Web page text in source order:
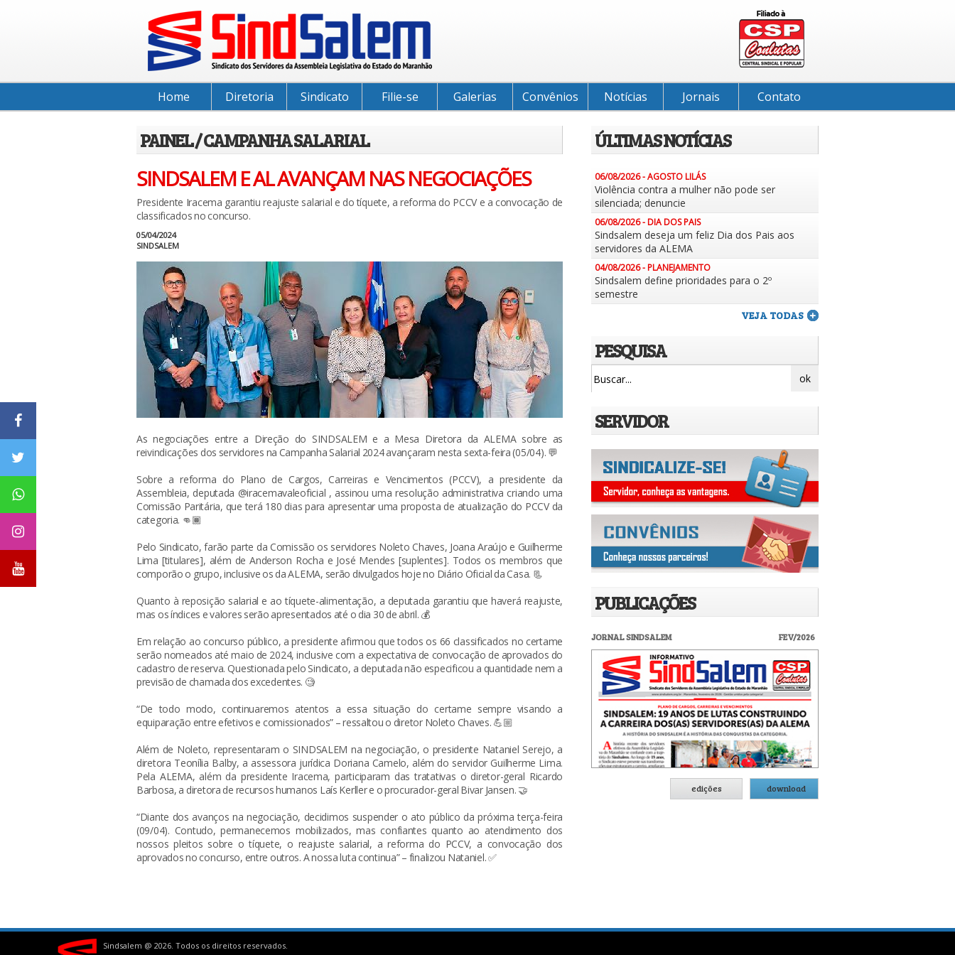
Home Diretoria Sindicato Filie-se Galerias Convênios Notícias Jornais Contato
PAINEL / CAMPANHA SALARIAL
SINDSALEM E AL AVANÇAM NAS NEGOCIAÇÕES
Presidente Iracema garantiu reajuste salarial e do tíquete, a reforma do PCCV e a convocação de
classificados no concurso.
05/04/2024
SINDSALEM
As negociações entre a Direção do SINDSALEM e a Mesa Diretora da ALEMA sobre as
reivindicações dos servidores na Campanha Salarial 2024 avançaram nesta sexta-feira (05/04). 💬
Sobre a reforma do Plano de Cargos, Carreiras e Vencimentos (PCCV), a presidente da
Assembleia, deputada @iracemavaleoficial , assinou uma resolução administrativa criando uma
Comissão Paritária, que terá 180 dias para apresentar uma proposta de atualização do PCCV da
categoria. 👊🏾
Pelo Sindicato, farão parte da Comissão os servidores Noleto Chaves, Joana Araújo e Guilherme
Lima [titulares], além de Anderson Rocha e José Mendes [suplentes]. Todos os membros que
comporão o grupo, inclusive os da ALEMA, serão divulgados hoje no Diário Oficial da Casa. 📃
Quanto à reposição salarial e ao tíquete-alimentação, a deputada garantiu que haverá reajuste,
mas os índices e valores serão apresentados até o dia 30 de abril. 💰
Em relação ao concurso público, a presidente afirmou que todos os 66 classificados no certame
serão nomeados até maio de 2024, inclusive com a expectativa de convocação de aprovados do
cadastro de reserva. Questionada pelo Sindicato, a deputada não especificou a quantidade nem a
previsão de chamada dos excedentes. 🧐
“De todo modo, continuaremos atentos a essa situação do certame sempre visando a
equiparação entre efetivos e comissionados” – ressaltou o diretor Noleto Chaves. 💪🏼
Além de Noleto, representaram o SINDSALEM na negociação, o presidente Nataniel Serejo, a
diretora Teonília Balby, a assessora jurídica Doriana Camelo, além do servidor Guilherme Lima.
Pela ALEMA, além da presidente Iracema, participaram das tratativas o diretor-geral Ricardo
Barbosa, a diretora de recursos humanos Laís Kerller e o procurador-geral Bivar Jansen. 🤝
“Diante dos avanços na negociação, decidimos suspender o ato público da próxima terça-feira
(09/04). Contudo, permanecemos mobilizados, mas confiantes quanto ao atendimento dos
nossos pleitos sobre o tíquete, o reajuste salarial, a reforma do PCCV, a convocação dos
aprovados no concurso, entre outros. A nossa luta continua” – finalizou Nataniel. ✅
ÚLTIMAS NOTÍCIAS
06/08/2026 - AGOSTO LILÁS
Violência contra a mulher não pode ser
silenciada; denuncie
06/08/2026 - DIA DOS PAIS
Sindsalem deseja um feliz Dia dos Pais aos
servidores da ALEMA
04/08/2026 - PLANEJAMENTO
Sindsalem define prioridades para o 2º
semestre
VEJA TODAS
PESQUISA
SERVIDOR
PUBLICAÇÕES
JORNAL SINDSALEM FEV/2026
download
edições
Sindsalem @ 2026. Todos os direitos reservados.